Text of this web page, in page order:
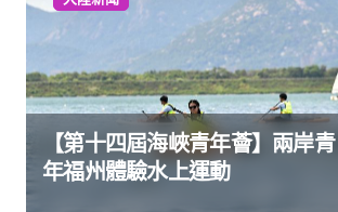
【第十四屆海峽青年薈】兩岸青
年福州體驗水上運動